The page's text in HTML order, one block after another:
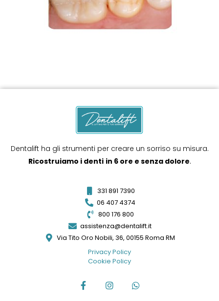
Dentalift ha gli strumenti per creare un sorriso su misura.
Ricostruiamo i denti in 6 ore e senza dolore.
331 891 7390
06 407 4374
800 176 800
assistenza@dentalift.it
Via Tito Oro Nobili, 36, 00155 Roma RM
Privacy Policy
Cookie Policy